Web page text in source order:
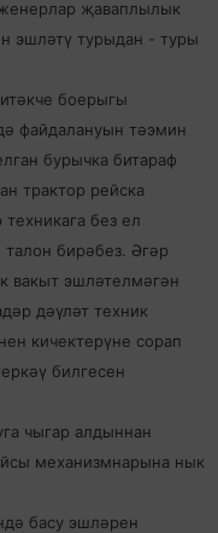
җаваплылык
эшләтү турыдан - туры
боерыгы
файдалануын тәэмин
бурычка битараф
трактор рейска
без ел
бирәбез. Әгәр
вакыт эшләтелмәгән
дәүләт техник
кичектерүне сорап
билгесен
чыгар алдыннан
механизмнарына нык
басу эшләрен